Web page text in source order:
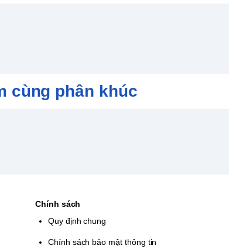
cùng phân khúc
Chính sách
Quy định chung
Chính sách bảo mật thông tin